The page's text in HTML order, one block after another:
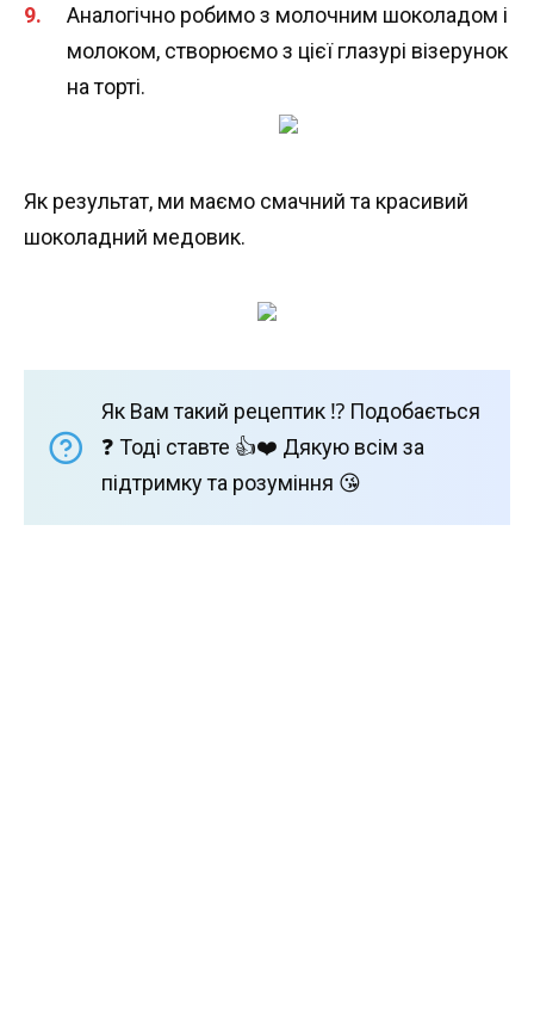
Аналогічно робимо з молочним шоколадом і
молоком, створюємо з цієї глазурі візерунок
на торті.
Як результат, ми маємо смачний та красивий
шоколадний медовик.
Як Вам такий рецептик ⁉️ Подобається
❓ Тоді ставте 👍❤️ Дякую всім за
підтримку та розуміння 😘